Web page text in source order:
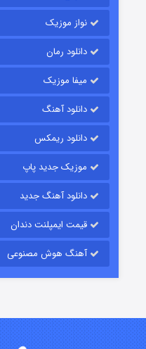
قسمت۱۵ (دوبله)
نواز موزیک
دانلود رمان
میفا موزیک
دانلود آهنگ
دانلود ریمکس
موزیک جدید پاپ
دانلود آهنگ جدید
قیمت ایمپلنت دندان
آهنگ هوش مصنوعی